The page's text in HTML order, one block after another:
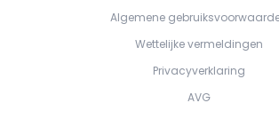
Algemene
Wettelijke vermeldingen
Privacyverklaring
AVG